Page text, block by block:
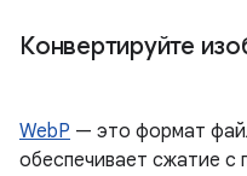
Конвертируйте
WebP — это формат
обеспечивает сжатие с